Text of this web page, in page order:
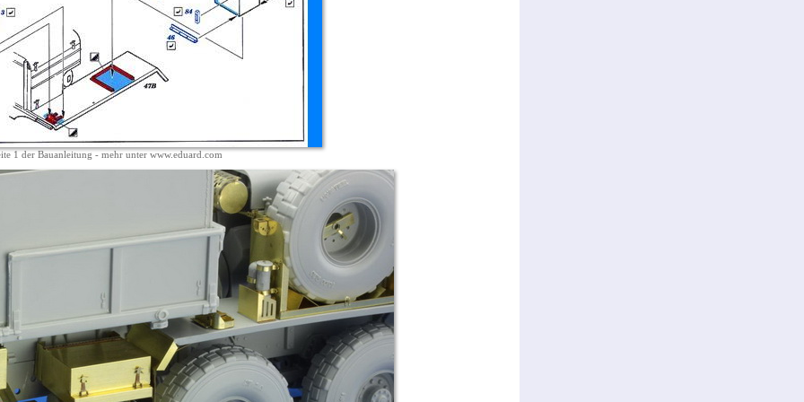
1 der Bauanleitung - mehr unter www.eduard.com